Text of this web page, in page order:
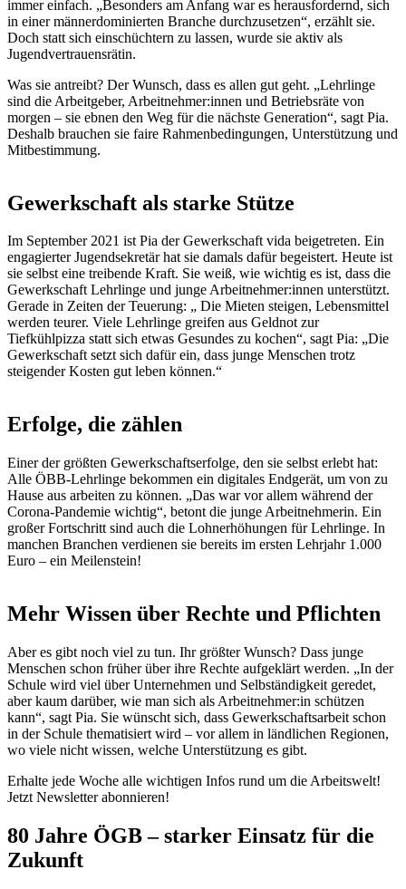
immer einfach. „Besonders am Anfang war es herausfordernd, sich
in einer männerdominierten Branche durchzusetzen“, erzählt sie.
Doch statt sich einschüchtern zu lassen, wurde sie aktiv als
Jugendvertrauensrätin.
Was sie antreibt? Der Wunsch, dass es allen gut geht. „Lehrlinge
sind die Arbeitgeber, Arbeitnehmer:innen und Betriebsräte von
morgen – sie ebnen den Weg für die nächste Generation“, sagt Pia.
Deshalb brauchen sie faire Rahmenbedingungen, Unterstützung und
Mitbestimmung.
Gewerkschaft als starke Stütze
Im September 2021 ist Pia der Gewerkschaftvida beigetreten. Ein
engagierter Jugendsekretär hat sie damals dafür begeistert. Heute ist
sie selbst eine treibende Kraft. Sie weiß, wie wichtig es ist, dass die
Gewerkschaft Lehrlinge und jungeArbeitnehmer:innen unterstützt.
Gerade in Zeiten der Teuerung: „ Die Mieten steigen, Lebensmittel
werden teurer. Viele Lehrlinge greifen aus Geldnot zur
Tiefkühlpizza statt sich etwas Gesundes zu kochen“, sagt Pia: „Die
Gewerkschaft setzt sich dafür ein, dass junge Menschen trotz
steigender Kosten gut leben können.“
Erfolge, die zählen
Einer der größten Gewerkschaftserfolge, den sie selbst erlebt hat:
Alle ÖBB-Lehrlinge bekommen ein digitales Endgerät, um von zu
Hause aus arbeiten zu können. „Das war vor allem während der
Corona-Pandemie wichtig“, betont die junge Arbeitnehmerin. Ein
großer Fortschritt sind auch die Lohnerhöhungen für Lehrlinge. In
manchen Branchen verdienen sie bereits im ersten Lehrjahr 1.000
Euro – ein Meilenstein!
Mehr Wissen über Rechte und Pflichten
Aber es gibt noch viel zu tun. Ihr größter Wunsch? Dass junge
Menschen schon früher über ihre Rechte aufgeklärt werden. „In der
Schule wird viel über Unternehmen und Selbständigkeit geredet,
aber kaum darüber, wie man sich als Arbeitnehmer:in schützen
kann“, sagt Pia. Sie wünscht sich, dass Gewerkschaftsarbeit schon
in der Schule thematisiert wird – vor allem in ländlichen Regionen,
wo viele nicht wissen, welche Unterstützung es gibt.
Erhalte jede Woche alle wichtigen Infos rund um die Arbeitswelt!
Jetzt Newsletter abonnieren!
80 Jahre ÖGB – starker Einsatz für die
Zukunft